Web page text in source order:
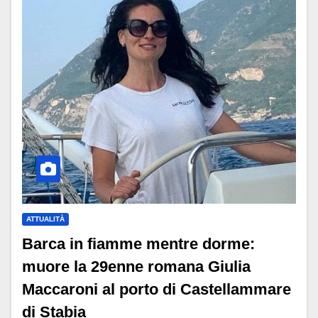
ATTUALITÀ
Barca in fiamme mentre dorme:
muore la 29enne romana Giulia
Maccaroni al porto di Castellammare
di Stabia